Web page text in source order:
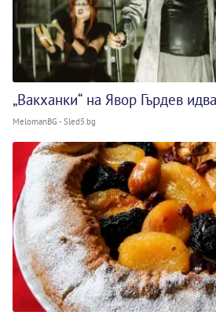
„Вакханки“ на Явор Гърдев
MelomanBG - Sled5.bg